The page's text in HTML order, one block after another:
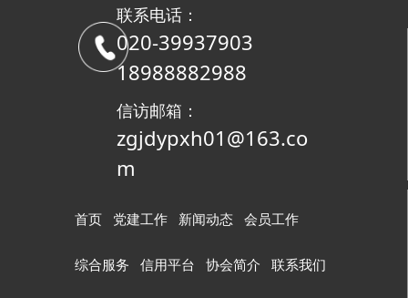
联系电话：
020-39937903
18988882988
信访邮箱：
zgjdypxh01@163.co
m
首页 党建工作 新闻动态 会员工作
综合服务 信用平台 协会简介 联系我们